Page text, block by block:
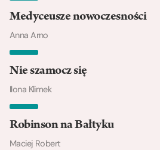
Medyceusze nowoczesności
Anna Arno
Nie szamocz się
Ilona Klimek
Robinson na Bałtyku
Maciej Robert